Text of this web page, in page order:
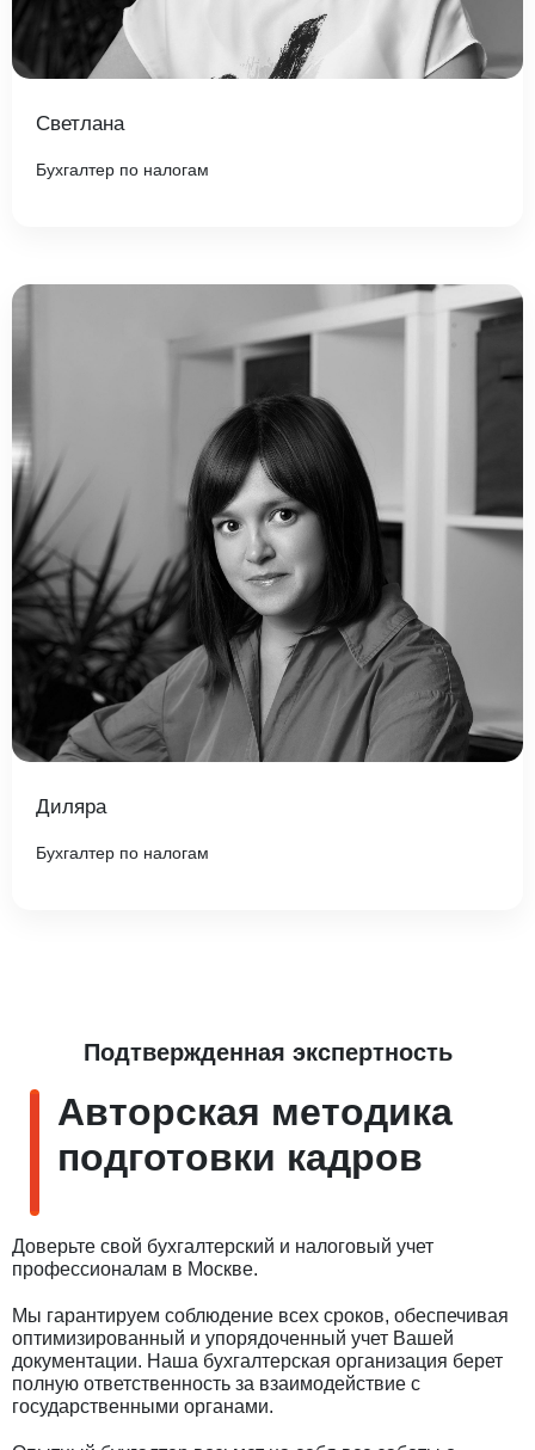
Светлана
Бухгалтер по налогам
Диляра
Бухгалтер по налогам
Подтвержденная экспертность
Авторская методика
подготовки кадров
Доверьте свой бухгалтерский и налоговый учет
профессионалам в Москве.
Мы гарантируем соблюдение всех сроков, обеспечивая
оптимизированный и упорядоченный учет Вашей
документации. Наша бухгалтерская организация берет
полную ответственность за взаимодействие с
государственными органами.